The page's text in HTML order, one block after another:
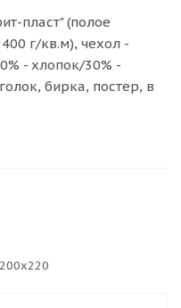
пласт" (полое
г/кв.м), чехол -
- хлопок/30% -
бирка, постер, в
200х220